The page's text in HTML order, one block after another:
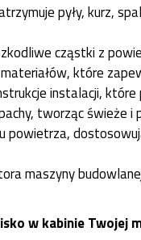
pyły, kurz,
cząstki z
które
instalacji,
tworząc świeże i
powietrza,
maszyny
w kabinie Twojej